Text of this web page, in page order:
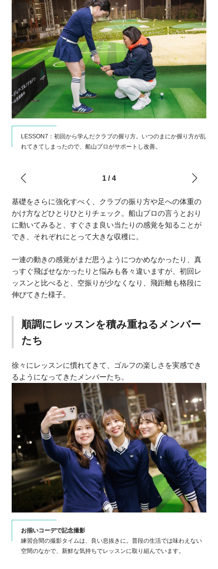
LESSON7：初回から学んだクラブの握り方。いつのまにか握り方が乱
れてきてしまったので、船山プロがサポートし改善。
1/ 4
基礎をさらに強化すべく、クラブの振り方や足への体重の
かけ方などひとりひとりチェック。船山プロの言うとおり
に動いてみると、すぐさま良い当たりの感覚を知ることが
でき、それぞれにとって大きな収穫に。
一連の動きの感覚がまだ思うようにつかめなかったり、真
っすぐ飛ばせなかったりと悩みも各々違いますが、初回レ
ッスンと比べると、空振りが少なくなり、飛距離も格段に
伸びてきた様子。
順調にレッスンを積み重ねるメンバー
たち
徐々にレッスンに慣れてきて、ゴルフの楽しさを実感でき
るようになってきたメンバーたち。
お揃いコーデで記念撮影
練習合間の撮影タイムは、良い息抜きに。普段の生活では味わえない
空間のなかで、新鮮な気持ちでレッスンに取り組んでいます。